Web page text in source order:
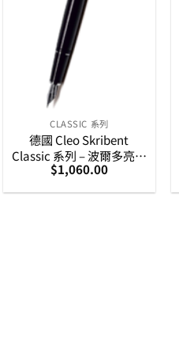
CLASSIC 系列
德國 Cleo Skribent
Classic 系列 – 波爾多亮黑
銀夾墨水筆 (24100-02)
$1,060.00